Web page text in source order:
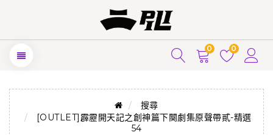
0 0
搜尋
[OUTLET]霹靂開天記之創神篇下闋劇集原聲帶貳-精選
54